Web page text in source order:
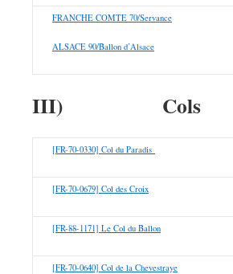
FRANCHE COMTE 70/Servance
ALSACE 90/Ballon d’Alsace
III) Cols
[FR-70-0330] Col du Paradis
[FR-70-0679] Col des Croix
[FR-88-1171] Le Col du Ballon
[FR-70-0640] Col de la Chevestraye